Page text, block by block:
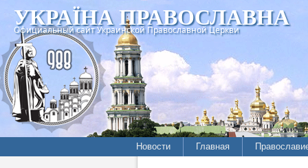
УКРАЇНА ПРАВОСЛАВНА
Официальный сайт Украинской Православной Церкви
Новости Главная